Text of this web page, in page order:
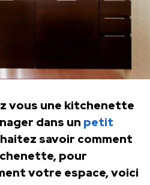
vous une kitchenette
dans un petit
savoir comment
pour
votre espace, voici